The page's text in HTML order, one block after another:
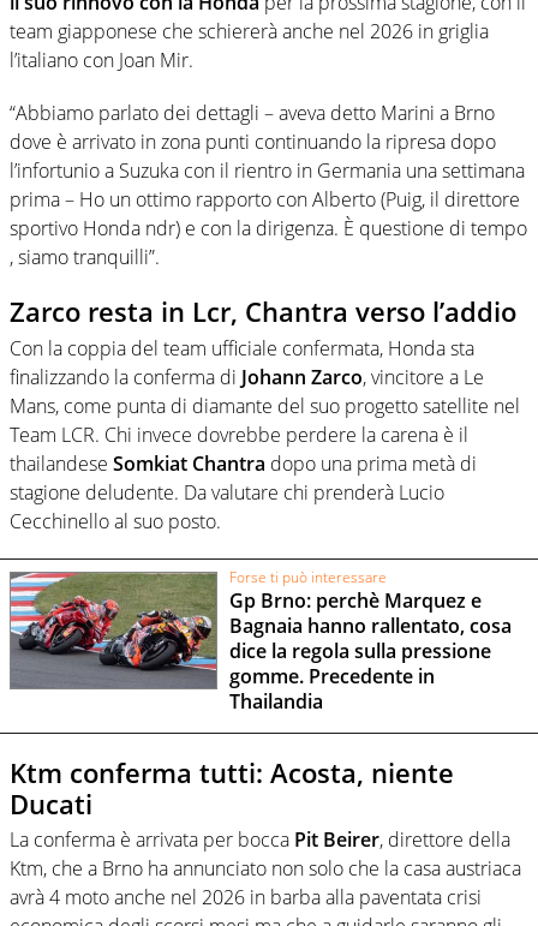
team giapponese che schiererà anche nel 2026 in griglia
l’italiano con Joan Mir.
“Abbiamo parlato dei dettagli – aveva detto Marini a Brno
dove è arrivato in zona punti continuando la ripresa dopo
l’infortunio a Suzuka con il rientro in Germania una settimana
prima – Ho un ottimo rapporto con Alberto (Puig, il direttore
sportivo Honda ndr) e con la dirigenza. È questione di tempo
, siamo tranquilli”.
Zarco resta in Lcr, Chantra verso l’addio
Con la coppia del team ufficiale confermata, Honda sta
finalizzando la conferma di Johann Zarco, vincitore a Le
Mans, come punta di diamante del suo progetto satellite nel
Team LCR. Chi invece dovrebbe perdere la carena è il
thailandese Somkiat Chantra dopo una prima metà di
stagione deludente. Da valutare chi prenderà Lucio
Cecchinello al suo posto.
Forse ti può interessare
Gp Brno: perchè Marquez e
Bagnaia hanno rallentato, cosa
dice la regola sulla pressione
gomme. Precedente in
Thailandia
Ktm conferma tutti: Acosta, niente
Ducati
La conferma è arrivata per bocca Pit Beirer, direttore della
Ktm, che a Brno ha annunciato non solo che la casa austriaca
avrà 4 moto anche nel 2026 in barba alla paventata crisi